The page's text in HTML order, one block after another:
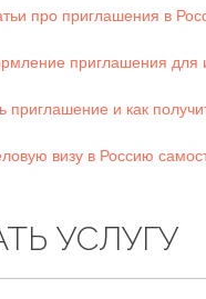
про приглашения в
приглашения для
приглашение и как
визу в Россию
УСЛУГУ